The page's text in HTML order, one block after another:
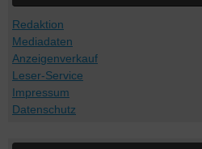
Redaktion
Mediadaten
Anzeigenverkauf
Leser-Service
Impressum
Datenschutz